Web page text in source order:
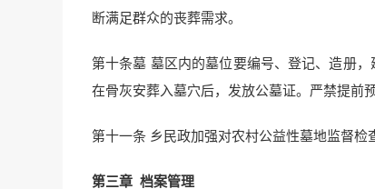
断满足群众的丧葬需求。
第十条墓 墓区内的墓位要编号、登记、造册
在骨灰安葬入墓穴后，发放公墓证。严禁提前
第十一条 乡民政加强对农村公益性墓地监督检
第三章 档案管理